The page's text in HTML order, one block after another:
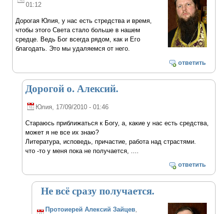
01:12
Дорогая Юлия, у нас есть стредства и время,
чтобы этого Света стало больше в нашем
средце. Ведь Бог всегда рядом, как и Его
благодать. Это мы удаляемся от него.
ответить
Дорогой о. Алексий.
Юлия , 17/09/2010 - 01:46
Стараюсь приближаться к Богу, а, какие у нас есть средства,
может я не все их знаю?
Литература, исповедь, причастие, работа над страстями.
что -то у меня пока не получается, ....
ответить
Не всё сразу получается.
Протоиерей Алексий Зайцев